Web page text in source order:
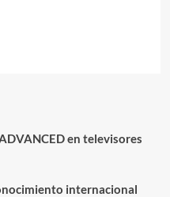
en televisores
internacional